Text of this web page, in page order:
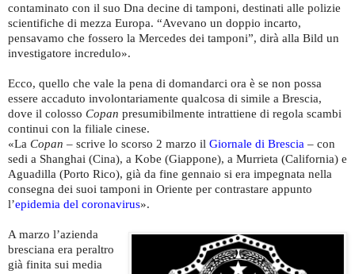
contaminato con il suo Dna decine di tamponi, destinati alle polizie
scientifiche di mezza Europa. “Avevano un doppio incarto,
pensavamo che fossero la Mercedes dei tamponi”, dirà alla Bild un
investigatore incredulo».
Ecco, quello che vale la pena di domandarci ora è se non possa
essere accaduto involontariamente qualcosa di simile a Brescia,
dove il colosso Copan presumibilmente intrattiene di regola scambi
continui con la filiale cinese.
«La Copan – scrive lo scorso 2 marzo il Giornale di Brescia – con
sedi a Shanghai (Cina), a Kobe (Giappone), a Murrieta (California) e
Aguadilla (Porto Rico), già da fine gennaio si era impegnata nella
consegna dei suoi tamponi in Oriente per contrastare appunto
l’epidemia del coronavirus».
A marzo l’azienda
bresciana era peraltro
già finita sui media